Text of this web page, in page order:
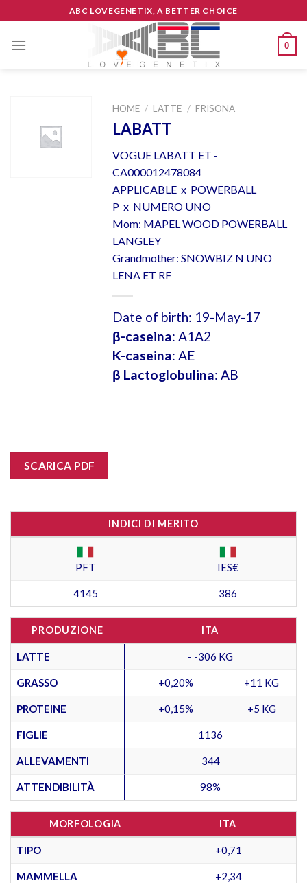
to
content
ABC LOVEGENETIX, A BETTER CHOICE
0
HOME / LATTE / FRISONA
LABATT
VOGUE LABATT ET -
CA000012478084
APPLICABLE x POWERBALL
P x NUMERO UNO
Mom: MAPEL WOOD POWERBALL
LANGLEY
Grandmother: SNOWBIZ N UNO
LENA ET RF
Date of birth: 19-May-17
β-caseina: A1A2
K-caseina: AE
β Lactoglobulina: AB
SCARICA PDF
INDICI DI MERITO
PFT IES€
4145 386
PRODUZIONE ITA
LATTE - -306 KG
GRASSO +0,20% +11 KG
PROTEINE +0,15% +5 KG
FIGLIE 1136
ALLEVAMENTI 344
ATTENDIBILITÀ 98%
MORFOLOGIA ITA
TIPO +0,71
MAMMELLA +2,34